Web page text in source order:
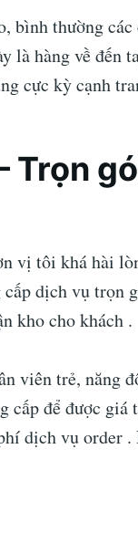
thường các
là hàng về đến
cực kỳ cạnh
Trọn
vị tôi khá hài
dịch vụ trọn
kho cho khách .
viên trẻ, năng
cấp để được
dịch vụ order